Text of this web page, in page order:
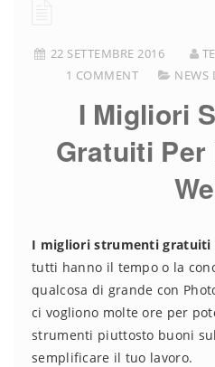
22 SETTEMBRE 2016
1 COMMENT
NEWS
I Migliori
Gratuiti
I migliori strumenti gratuiti
tutti hanno il tempo o la
qualcosa di grande con
ci vogliono molte ore per
strumenti piuttosto buoni
semplificare il tuo lavoro.